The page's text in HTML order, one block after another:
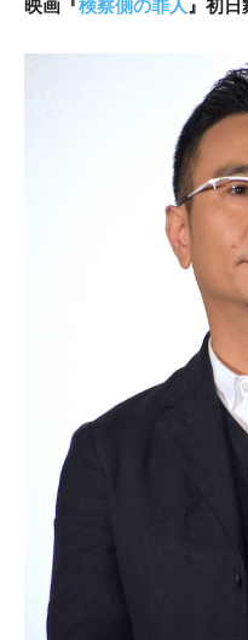
映画『検察側の罪人 』初日